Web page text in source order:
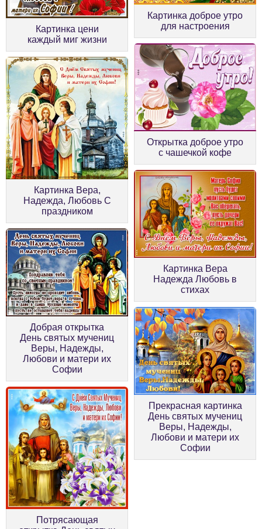
Картинка цени
каждый миг жизни
Картинка доброе утро
для настроения
Картинка Вера,
Надежда, Любовь С
праздником
Открытка доброе утро
с чашечкой кофе
Добрая открытка
День святых мучениц
Веры, Надежды,
Любови и матери их
Софии
Картинка Вера
Надежда Любовь в
стихах
Потрясающая
Прекрасная картинка
День святых мучениц
Веры, Надежды,
Любови и матери их
Софии